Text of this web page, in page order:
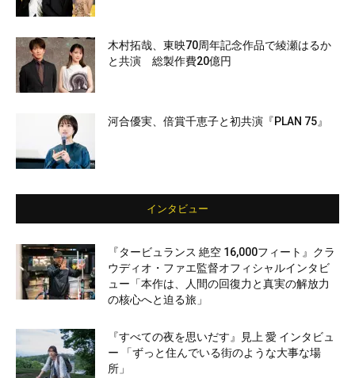
木村拓哉、東映70周年記念作品で綾瀬はるか
と共演 総製作費20億円
河合優実、倍賞千恵子と初共演『PLAN 75』
インタビュー
『タービュランス 絶空 16,000フィート』クラ
ウディオ・ファエ監督オフィシャルインタビ
ュー「本作は、人間の回復力と真実の解放力
の核心へと迫る旅」
『すべての夜を思いだす』見上 愛 インタビュ
ー 「ずっと住んでいる街のような大事な場
所」